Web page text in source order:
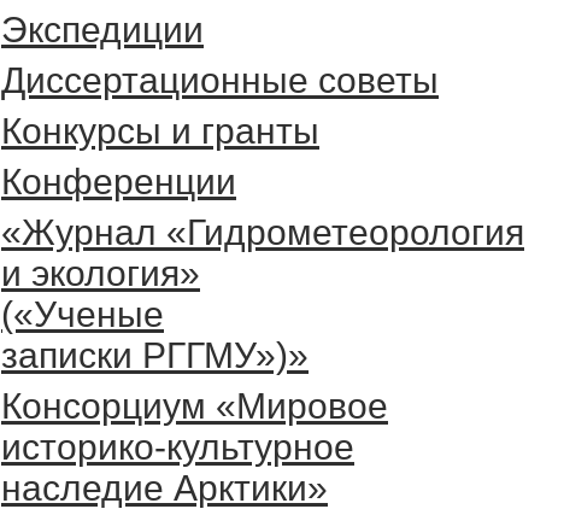
Экспедиции
Диссертационные советы
Конкурсы и гранты
Конференции
«Журнал «Гидрометеорология
и экология»
(«Ученые
записки РГГМУ»)»
Консорциум «Мировое
историко-культурное
наследие Арктики»